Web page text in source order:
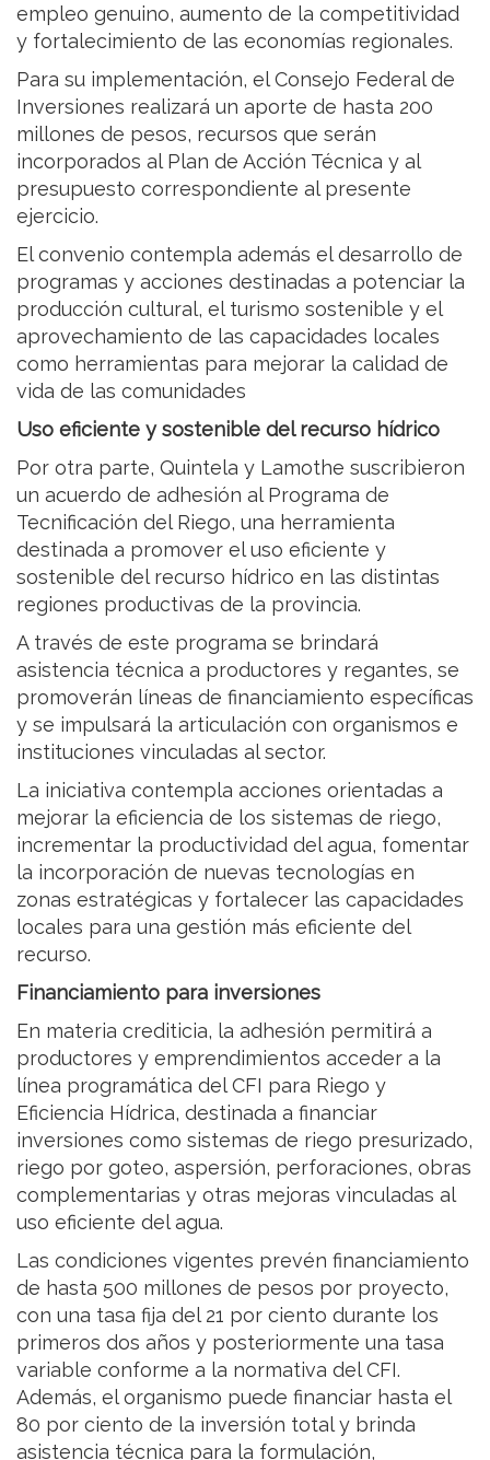
empleo genuino, aumento de la competitividad
y fortalecimiento de las economías regionales.
Para su implementación, el Consejo Federal de
Inversiones realizará un aporte de hasta 200
millones de pesos, recursos que serán
incorporados al Plan de Acción Técnica y al
presupuesto correspondiente al presente
ejercicio.
El convenio contempla además el desarrollo de
programas y acciones destinadas a potenciar la
producción cultural, el turismo sostenible y el
aprovechamiento de las capacidades locales
como herramientas para mejorar la calidad de
vida de las comunidades
Uso eficiente y sostenible del recurso hídrico
Por otra parte, Quintela y Lamothe suscribieron
un acuerdo de adhesión al Programa de
Tecnificación del Riego, una herramienta
destinada a promover el uso eficiente y
sostenible del recurso hídrico en las distintas
regiones productivas de la provincia.
A través de este programa se brindará
asistencia técnica a productores y regantes, se
promoverán líneas de financiamiento específicas
y se impulsará la articulación con organismos e
instituciones vinculadas al sector.
La iniciativa contempla acciones orientadas a
mejorar la eficiencia de los sistemas de riego,
incrementar la productividad del agua, fomentar
la incorporación de nuevas tecnologías en
zonas estratégicas y fortalecer las capacidades
locales para una gestión más eficiente del
recurso.
Financiamiento para inversiones
En materia crediticia, la adhesión permitirá a
productores y emprendimientos acceder a la
línea programática del CFI para Riego y
Eficiencia Hídrica, destinada a financiar
inversiones como sistemas de riego presurizado,
riego por goteo, aspersión, perforaciones, obras
complementarias y otras mejoras vinculadas al
uso eficiente del agua.
Las condiciones vigentes prevén financiamiento
de hasta 500 millones de pesos por proyecto,
con una tasa fija del 21 por ciento durante los
primeros dos años y posteriormente una tasa
variable conforme a la normativa del CFI.
Además, el organismo puede financiar hasta el
80 por ciento de la inversión total y brinda
asistencia técnica para la formulación,